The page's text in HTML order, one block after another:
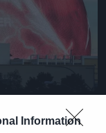
Information